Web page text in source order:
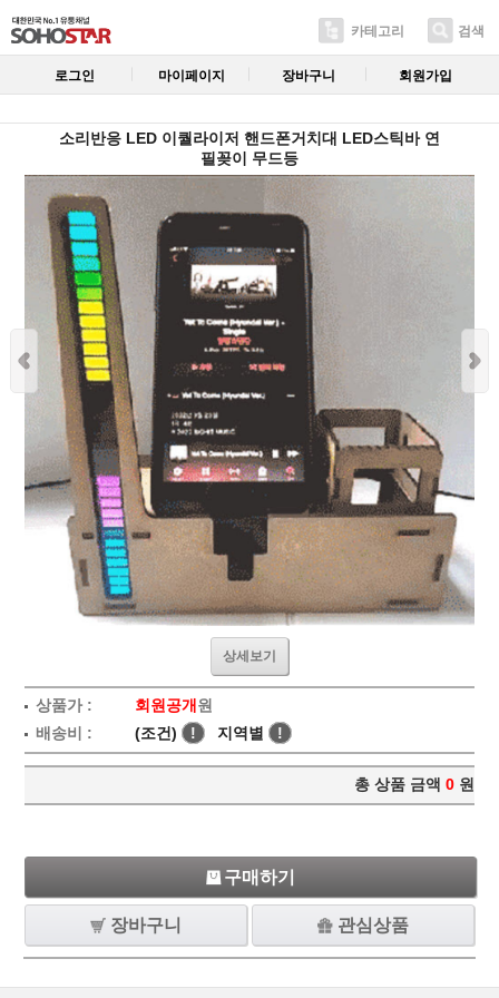
카테고리 검색
로그인 마이페이지 장바구니 회원가입
소리반응 LED 이퀄라이저 핸드폰거치대 LED스틱바 연
필꽂이 무드등
상세보기
상품가 : 회원공개원
배송비 :
(조건) ! 지역별 !
총 상품 금액 0 원
구매하기
장바구니 관심상품